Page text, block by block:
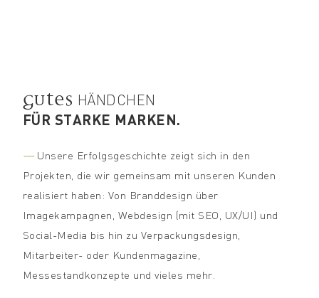
GUTES HÄNDCHEN
FÜR STARKE MARKEN.
--- Unsere Erfolgsgeschichte zeigt sich in den
Projekten, die wir gemeinsam mit unseren Kunden
realisiert haben: Von Branddesign über
Imagekampagnen, Webdesign (mit SEO, UX/UI) und
Social-Media bis hin zu Verpackungsdesign,
Mitarbeiter- oder Kundenmagazine,
Messestandkonzepte und vieles mehr.